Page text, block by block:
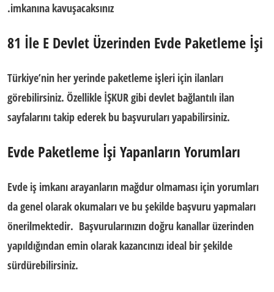
imkanına kavuşacaksınız.
81 İle E Devlet Üzerinden Evde Paketleme İşi
Türkiye’nin her yerinde paketleme işleri için ilanları
görebilirsiniz. Özellikle İŞKUR gibi devlet bağlantılı ilan
sayfalarını takip ederek bu başvuruları yapabilirsiniz.
Evde Paketleme İşi Yapanların Yorumları
Evde iş imkanıarayanların mağdur olmaması için yorumları
da genel olarak okumaları ve bu şekilde başvuru yapmaları
önerilmektedir. Başvurularınızın doğru kanallar üzerinden
yapıldığından emin olarak kazancınızı ideal bir şekilde
sürdürebilirsiniz.